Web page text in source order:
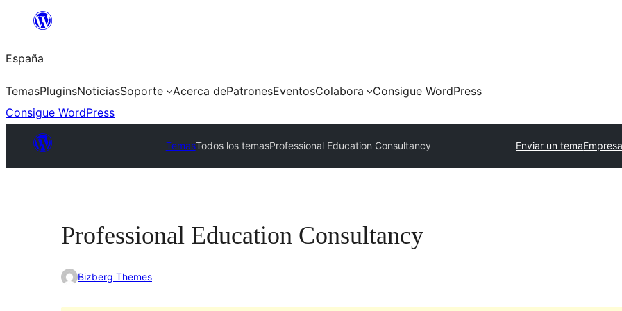
Saltar
contenido
España
TemasPluginsNoticiasSoporte Acerca dePatronesEventosColabora
Consigue WordPress
Consigue WordPress
TemasTodos los temasProfessional Education Consultancy Enviar un tema
Professional Education Consultancy
Bizberg Themes